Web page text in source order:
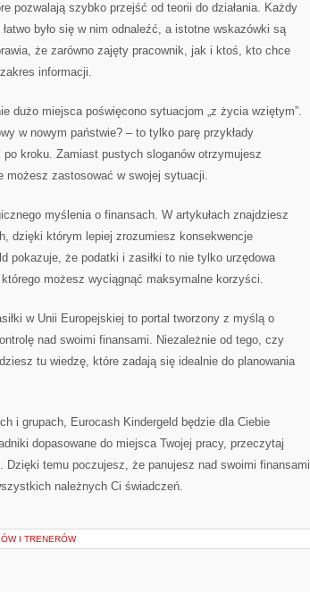
pozwalają szybko przejść od teorii do działania. Każdy
było się w nim odnaleźć, a istotne wskazówki są
że zarówno zajęty pracownik, jak i ktoś, kto chce
informacji.
dużo miejsca poświęcono sytuacjom „z życia wziętym”.
w nowym państwie? – to tylko parę przykłady
kroku. Zamiast pustych sloganów otrzymujesz
możesz zastosować w swojej sytuacji.
myślenia o finansach. W artykułach znajdziesz
dzięki którym lepiej zrozumiesz konsekwencje
pokazuje, że podatki i zasiłki to nie tylko urzędowa
możesz wyciągnąć maksymalne korzyści.
w Unii Europejskiej to portal tworzony z myślą o
nad swoimi finansami. Niezależnie od tego, czy
tu wiedzę, które zadają się idealnie do planowania
i grupach, Eurocash Kindergeld będzie dla Ciebie
dopasowane do miejsca Twojej pracy, przeczytaj
Dzięki temu poczujesz, że panujesz nad swoimi finansami
należnych Ci świadczeń.
I TRENERÓW